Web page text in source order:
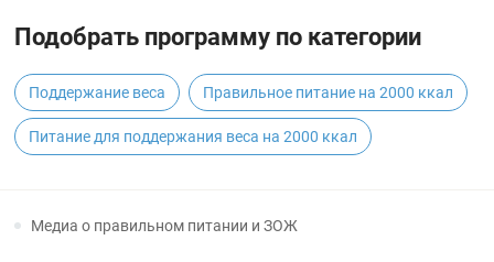
Подобрать программу по категории
Поддержание веса Правильное питание на 2000 ккал
Питание для поддержания веса на 2000 ккал
Медиа о правильном питании и ЗОЖ